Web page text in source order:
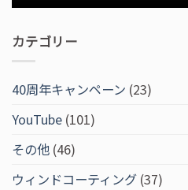
カテゴリー
40周年キャンペーン (23)
YouTube (101)
その他 (46)
ウィンドコーティング (37)